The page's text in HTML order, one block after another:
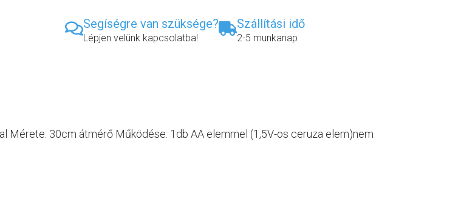
Segíségre van szüksége?
Lépjen velünk kapcsolatba!
Szállítási idő
2-5 munkanap
Mérete: 30cm átmérő Működése: 1db AA elemmel (1,5V-os ceruza elem)nem